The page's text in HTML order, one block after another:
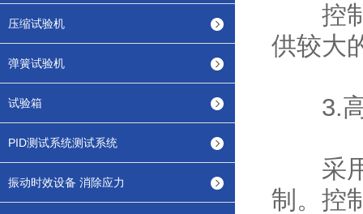
压缩试验机
弹簧试验机
试验箱
PID测试系统测试系统
振动时效设备 消除应力
控制
供较大
3.高
采用
制。控